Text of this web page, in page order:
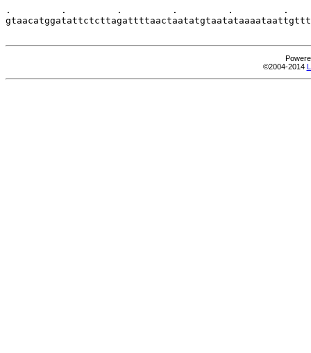
.         .         .         .         .         .
©2004-2014